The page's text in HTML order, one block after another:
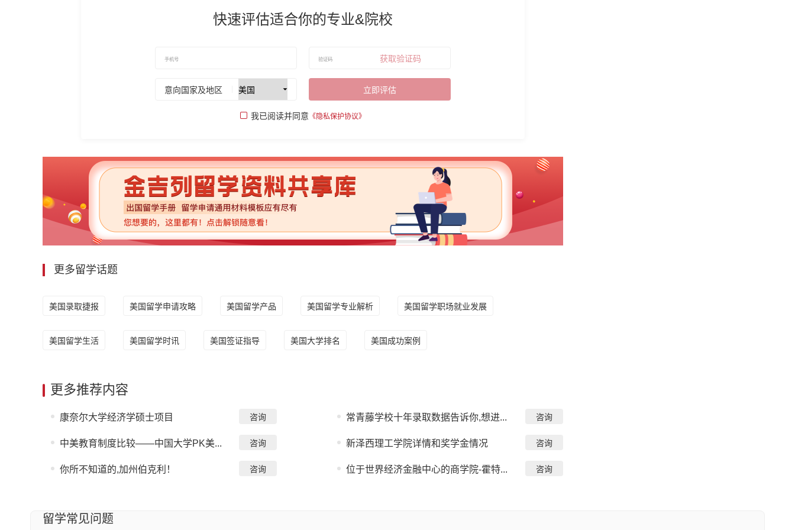
快速评估适合你的专业&院校
获取验证码
意向国家及地区 立即评估
我已阅读并同意 《隐私保护协议》
更多留学话题
美国录取捷报 美国留学申请攻略 美国留学产品 美国留学专业解析 美国留学职场就业发展
美国留学生活 美国留学时讯 美国签证指导 美国大学排名 美国成功案例
更多推荐内容
康奈尔大学经济学硕士项目 咨询 常青藤学校十年录取数据告诉你,想进... 咨询
中美教育制度比较——中国大学PK美... 咨询 新泽西理工学院详情和奖学金情况 咨询
你所不知道的,加州伯克利！ 咨询 位于世界经济金融中心的商学院-霍特... 咨询
留学常见问题